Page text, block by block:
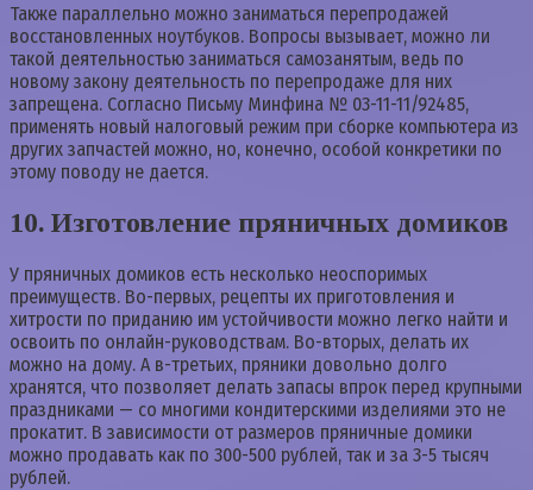
Также параллельно можно заниматься перепродажей
восстановленных ноутбуков. Вопросы вызывает, можно ли
такой деятельностью заниматься самозанятым, ведь по
новому закону деятельность по перепродаже для них
запрещена. Согласно Письму Минфина № 03-11-11/92485,
применять новый налоговый режим при сборке компьютера из
других запчастей можно, но, конечно, особой конкретики по
этому поводу не дается.
10. Изготовление пряничных домиков
У пряничных домиков есть несколько неоспоримых
преимуществ. Во-первых, рецепты их приготовления и
хитрости по приданию им устойчивости можно легко найти и
освоить по онлайн-руководствам. Во-вторых, делать их
можно на дому. А в-третьих, пряники довольно долго
хранятся, что позволяет делать запасы впрок перед крупными
праздниками — со многими кондитерскими изделиями это не
прокатит. В зависимости от размеров пряничные домики
можно продавать как по 300-500 рублей, так и за 3-5 тысяч
рублей.